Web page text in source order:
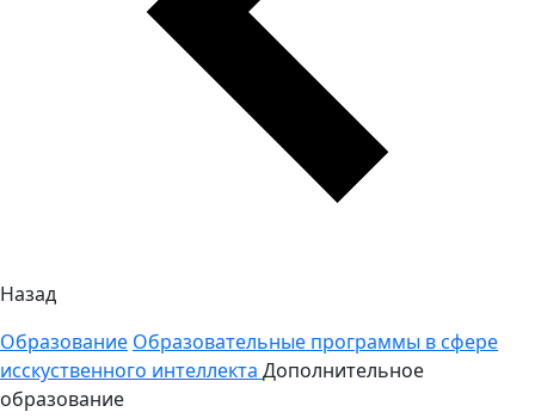
Назад
Образование Образовательные программы в сфере
исскуственного интеллекта Дополнительное
образование